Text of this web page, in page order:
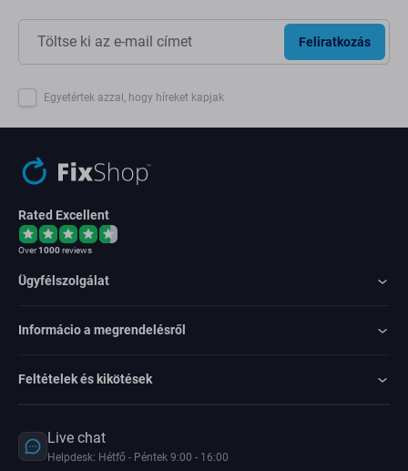
Feliratkozás
Egyetértek azzal, hogy híreket kapjak
Rated Excellent
Over1000reviews
Ügyfélszolgálat
Informácio a megrendelésről
Feltételek és kikötések
Live chat
Helpdesk: Hétfő - Péntek 9:00 - 16:00